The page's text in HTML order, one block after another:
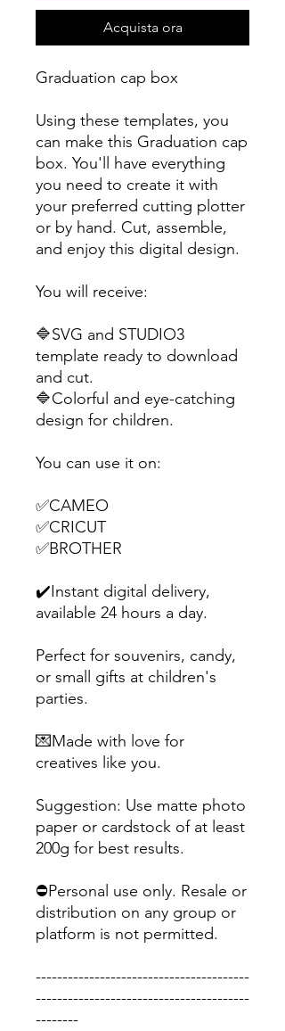
Acquista ora
Graduation cap box
Using these templates, you
can make this Graduation cap
box. You'll have everything
you need to create it with
your preferred cutting plotter
or by hand. Cut, assemble,
and enjoy this digital design.
You will receive:
🔷SVG and STUDIO3
template ready to download
and cut.
🔷Colorful and eye-catching
design for children.
You can use it on:
✅CAMEO
✅CRICUT
✅BROTHER
✔️Instant digital delivery,
available 24 hours a day.
Perfect for souvenirs, candy,
or small gifts at children's
parties.
💌Made with love for
creatives like you.
Suggestion: Use matte photo
paper or cardstock of at least
200g for best results.
⛔Personal use only. Resale or
distribution on any group or
platform is not permitted.
----------------------------------------
----------------------------------------
--------